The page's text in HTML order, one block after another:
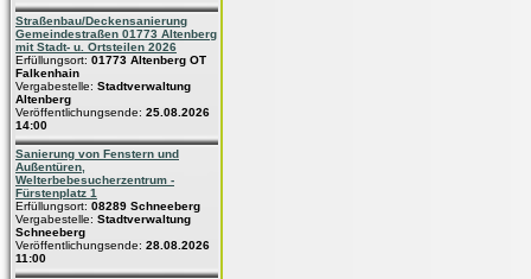
Straßenbau/Deckensanierung
Gemeindestraßen 01773 Altenberg
mit Stadt- u. Ortsteilen 2026
Erfüllungsort: 01773 Altenberg OT
Falkenhain
Vergabestelle: Stadtverwaltung
Altenberg
Veröffentlichungsende: 25.08.2026
14:00
Sanierung von Fenstern und
Außentüren,
Welterbebesucherzentrum -
Fürstenplatz 1
Erfüllungsort: 08289 Schneeberg
Vergabestelle: Stadtverwaltung
Schneeberg
Veröffentlichungsende: 28.08.2026
11:00